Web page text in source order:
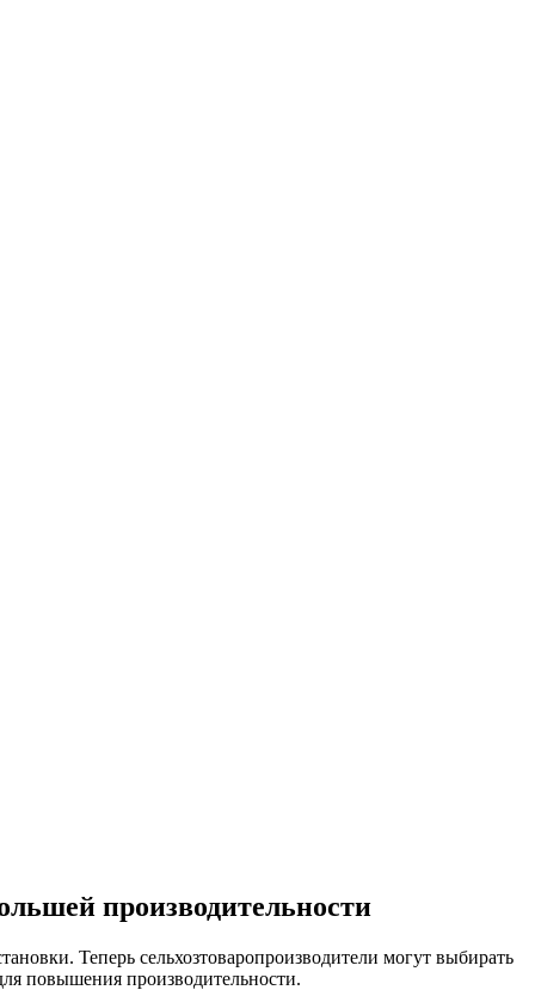
производительности
Теперь сельхозтоваропроизводители могут выбирать
повышения производительности.